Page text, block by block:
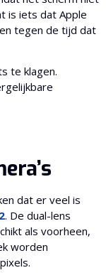
is iets dat Apple
tegen de tijd dat
te klagen.
dat er veel is
. De dual-lens
als voorheen,
worden